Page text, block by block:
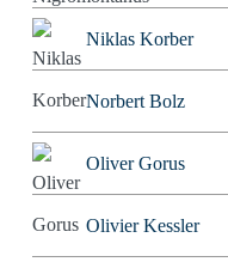
Niklas Korber
Norbert Bolz
Oliver Gorus
Olivier Kessler